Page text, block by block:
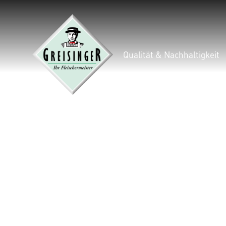
Qualität & Nachhaltigkeit